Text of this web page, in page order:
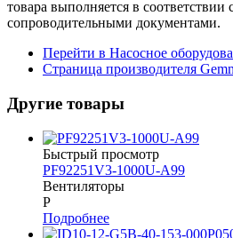
товара выполняется в соответствии
сопроводительными документами.
Перейти в Насосное
Страница производителя
Другие товары
Быстрый просмотр
PF92251V3-1000U-A99
Вентиляторы
P
Подробнее